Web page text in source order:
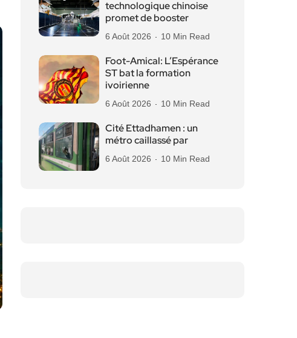
technologique chinoise
promet de booster
6 Août 2026 10 Min Read
Foot-Amical: L’Espérance
ST bat la formation
ivoirienne
6 Août 2026 10 Min Read
Cité Ettadhamen : un
métro caillassé par
6 Août 2026 10 Min Read